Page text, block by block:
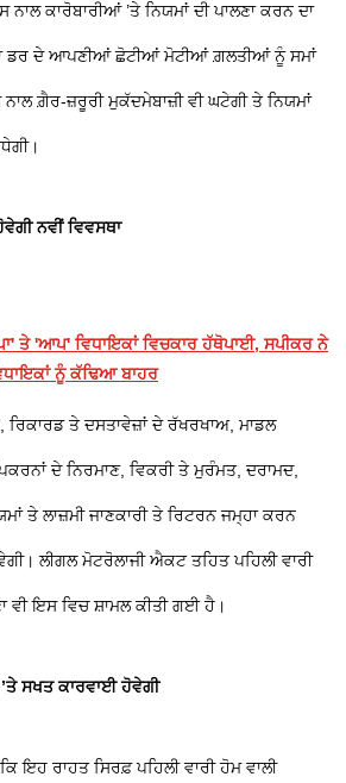
ਕਾਰੋਬਾਰੀਆਂ ’ਤੇ ਨਿਯਮਾਂ ਦੀ ਪਾਲਣਾ ਕਰਨ ਦਾ
ਡਰ ਦੇ ਆਪਣੀਆਂ ਛੋਟੀਆਂ ਮੋਟੀਆਂ ਗ਼ਲਤੀਆਂ ਨੂੰ ਸਮਾਂ
ਗ਼ੈਰ-ਜ਼ਰੂਰੀ ਮੁਕੱਦਮੇਬਾਜ਼ੀ ਵੀ ਘਟੇਗੀ ਤੇ ਨਿਯਮਾਂ
ਨਵੀਂ ਵਿਵਸਥਾ
ਤੇ 'ਆਪ' ਵਿਧਾਇਕਾਂ ਵਿਚਕਾਰ ਹੱਥੋਪਾਈ, ਸਪੀਕਰ ਨੇ
ਨੂੰ ਕੱਢਿਆ ਬਾਹਰ
ਤੇ ਦਸਤਾਵੇਜ਼ਾਂ ਦੇ ਰੱਖਰਖਾਅ, ਮਾਡਲ
ਦੇ ਨਿਰਮਾਣ, ਵਿਕਰੀ ਤੇ ਮੁਰੰਮਤ, ਦਰਾਮਦ,
ਤੇ ਲਾਜ਼ਮੀ ਜਾਣਕਾਰੀ ਤੇ ਰਿਟਰਨ ਜਮ੍ਹਾ ਕਰਨ
ਲੀਗਲ ਮੋਟਰੋਲਾਜੀ ਐਕਟ ਤਹਿਤ ਪਹਿਲੀ ਵਾਰੀ
ਵੀ ਇਸ ਵਿਚ ਸ਼ਾਮਲ ਕੀਤੀ ਗਈ ਹੈ।
ਸਖਤ ਕਾਰਵਾਈ ਹੋਵੇਗੀ
ਇਹ ਰਾਹਤ ਸਿਰਫ਼ ਪਹਿਲੀ ਵਾਰੀ ਹੋਮ ਵਾਲੀ